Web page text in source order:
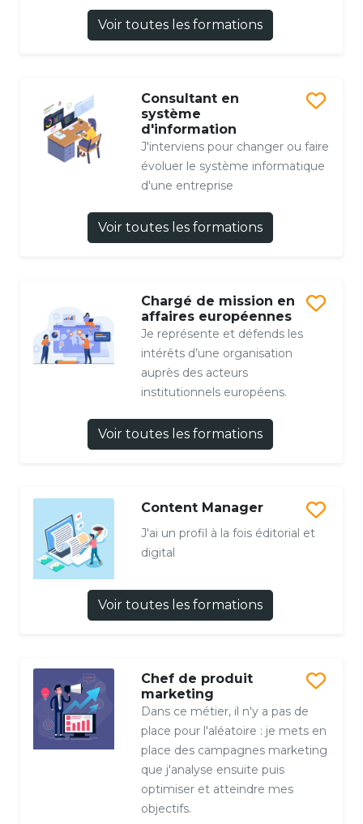
Voir toutes les formations
Consultant en
système
d'information
J'interviens pour changer ou faire
évoluer le système informatique
d'une entreprise
Voir toutes les formations
Chargé de mission en
affaires européennes
Je représente et défends les
intérêts d’une organisation
auprès des acteurs
institutionnels européens.
Voir toutes les formations
Content Manager
J'ai un profil à la fois éditorial et
digital
Voir toutes les formations
Chef de produit
marketing
Dans ce métier, il n'y a pas de
place pour l'aléatoire : je mets en
place des campagnes marketing
que j'analyse ensuite puis
optimiser et atteindre mes
objectifs.